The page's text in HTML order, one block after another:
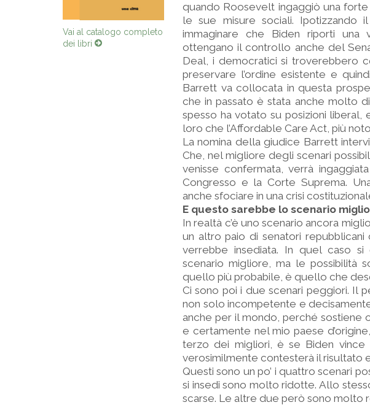
Vai al catalogo completo
dei libri
quando Roosevelt ingaggiò una
le sue misure sociali. Ipotizzando
immaginare che Biden riporti una
ottengano il controllo anche del
Deal, i democratici si troverebbero
preservare l’ordine esistente e
Barrett va collocata in questa
che in passato è stata anche molto
spesso ha votato su posizioni
loro che l’Affordable Care Act, più
La nomina della giudice Barrett
Che, nel migliore degli scenari
venisse confermata, verrà
Congresso e la Corte Suprema.
anche sfociare in una crisi
E questo sarebbe lo scenario
In realtà c’è uno scenario ancora
un altro paio di senatori
verrebbe insediata. In quel caso
scenario migliore, ma le possibilità
quello più probabile, è quello che
Ci sono poi i due scenari peggiori. Il
non solo incompetente e
anche per il mondo, perché sostiene
e certamente nel mio paese
terzo dei migliori, è se Biden vince
verosimilmente contesterà il risultato
Questi sono un po’ i quattro scenari
si insedi sono molto ridotte. Allo
scarse. Le altre due però sono molto